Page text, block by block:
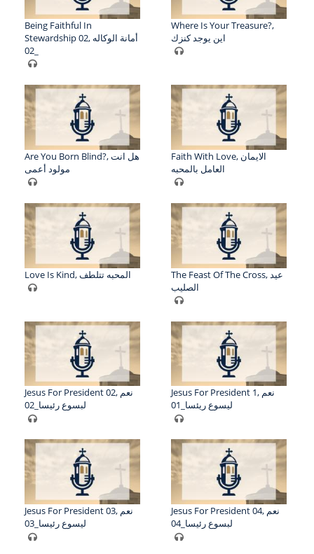
Being Faithful In
Stewardship 02, أمانة الوكاله
Where Is Your Treasure?,
اين يوجد كنزك
Are You Born Blind?, هل انت
مولود أعمى
Faith With Love, الايمان
العامل بالمحبه
Love Is Kind, المحبه تتلطف
The Feast Of The Cross, عيد
الصليب
Jesus For President 02, نعم
لبسوع رئيسا_02
Jesus For President 1, نعم
ليسوع ريئسا_01
Jesus For President 03, نعم
ليسوع رئيسا_03
Jesus For President 04, نعم
لبسوع رئيسا_04